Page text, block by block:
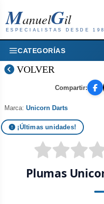
ManuelGil
ESPECIALISTAS DESDE
CATEGORÍAS
VOLVER
Compartir:
Plumas
Marca: Unicorn Darts
¡Últimas unidades!